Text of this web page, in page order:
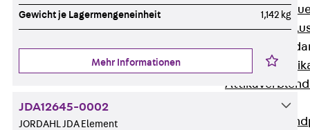
Zurück
Attika-
Zurück
Gewicht je Lagermengeneinheit 1,142 kg
Mehr Informationen
JDA12645-0002
JORDAHL JDA Element